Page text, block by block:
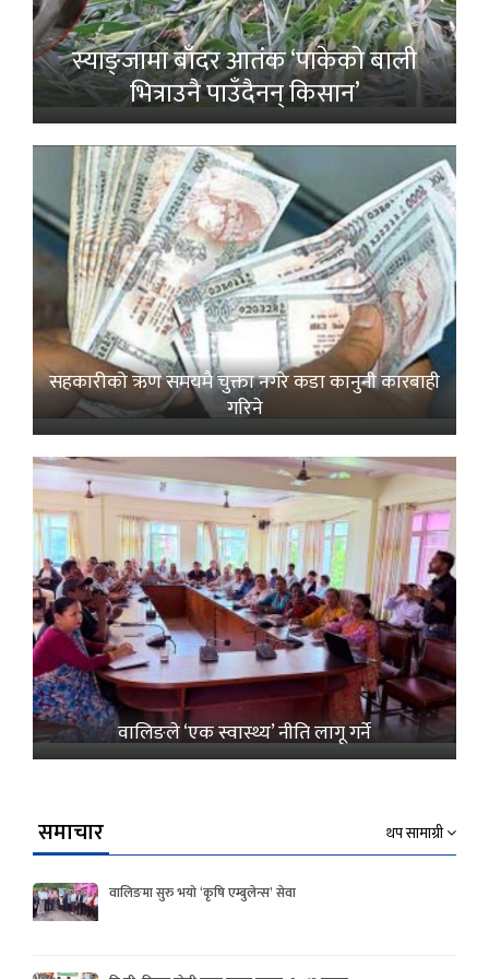
स्याङ्जामा बाँदर आतंक ‘पाकेको बाली
भित्राउनै पाउँदैनन् किसान’
सहकारीको ऋण समयमै चुक्ता नगरे कडा कानुनी कारबाही
गरिने
वालिङले ‘एक स्वास्थ्य’ नीति लागू गर्ने
समाचार थप सामाग्री
वालिङमा सुरु भयो ‘कृषि एम्बुलेन्स’ सेवा